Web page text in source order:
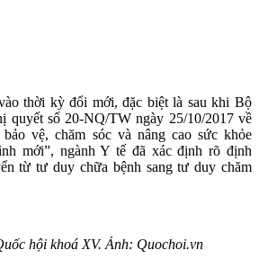
thời kỳ đổi mới, đặc biệt là sau khi Bộ
quyết số 20-NQ/TW ngày 25/10/2017 về
vệ, chăm sóc và nâng cao sức khỏe
mới”, ngành Y tế đã xác định rõ định
từ tư duy chữa bệnh sang tư duy chăm
hội khoá XV. Ảnh: Quochoi.vn